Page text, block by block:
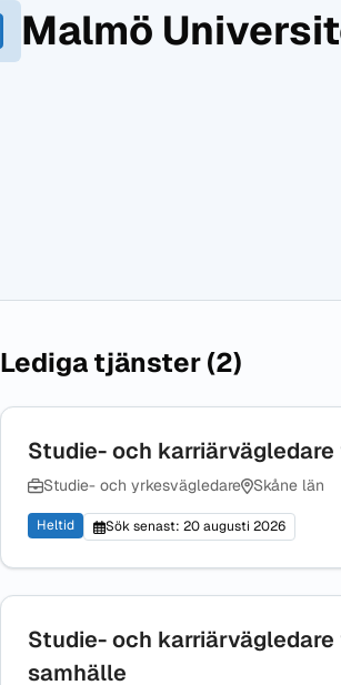
Malmö
Lediga tjänster (2)
Studie- och
Studie- och yrkesvägledare Skåne län
Heltid Sök senast: 20 augusti 2026
Studie- och
samhälle